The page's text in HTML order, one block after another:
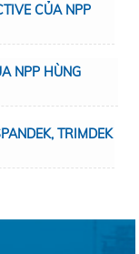
CỦA NPP
NPP HÙNG
TRIMDEK